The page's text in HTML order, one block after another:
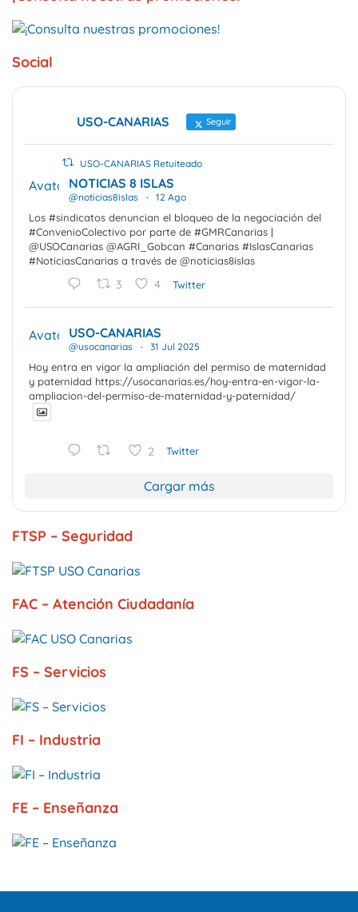
Social
USO-CANARIAS Seguir
USO-CANARIAS Retuiteado
Avatar NOTICIAS 8 ISLAS
@noticias8islas · 12 Ago
Los #sindicatos denuncian el bloqueo de la negociación del
#ConvenioColectivo por parte de #GMRCanarias |
@USOCanarias @AGRI_Gobcan #Canarias #IslasCanarias
#NoticiasCanarias a través de @noticias8islas
3 4 Twitter
Avatar USO-CANARIAS
@usocanarias · 31 Jul 2025
Hoy entra en vigor la ampliación del permiso de maternidad
y paternidad https://usocanarias.es/hoy-entra-en-vigor-la-
ampliacion-del-permiso-de-maternidad-y-paternidad/
2 Twitter
Cargar más
FTSP – Seguridad
FAC – Atención Ciudadanía
FS – Servicios
FI – Industria
FE – Enseñanza